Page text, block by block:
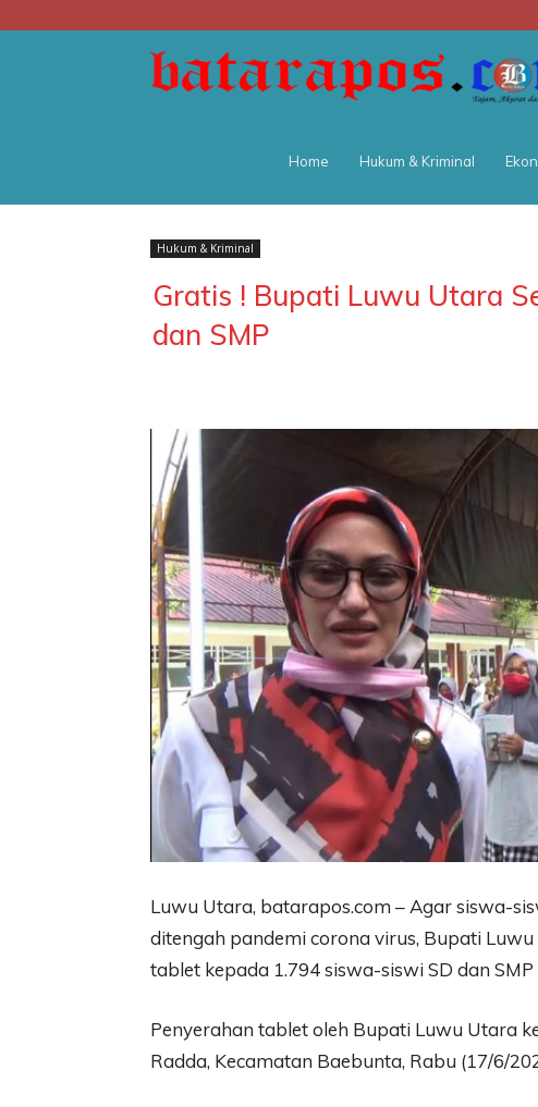
Home Hukum & Kriminal
Hukum & Kriminal
Gratis ! Bupati Luwu Utara
dan SMP
Luwu Utara, batarapos.com – Agar siswa-
ditengah pandemi corona virus, Bupati
tablet kepada 1.794 siswa-siswi SD dan
Penyerahan tablet oleh Bupati Luwu Utara
Radda, Kecamatan Baebunta, Rabu (17/6/